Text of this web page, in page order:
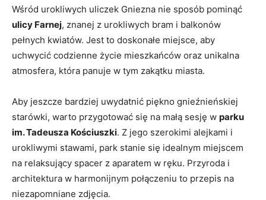
Wśród urokliwych uliczek Gniezna nie sposób pominąć
ulicy ‌Farnej, znanej z ‍urokliwych bram i balkonów
pełnych kwiatów. Jest to doskonałe miejsce, aby
uchwycić codzienne życie mieszkańców oraz‍ unikalna
atmosfera, która panuje w tym zakątku miasta.
Aby ‍jeszcze bardziej uwydatnić‌ piękno gnieźnieńskiej
starówki, warto‍ przygotować ‍się ‍na‍ małą sesję w parku
im. Tadeusza⁢ Kościuszki. Z jego szerokimi alejkami i⁤
urokliwymi ⁣stawami, park stanie się idealnym miejscem
na relaksujący ‍spacer z ⁤aparatem w ręku. Przyroda i
architektura w harmonijnym​ połączeniu to przepis na
niezapomniane ⁢zdjęcia.